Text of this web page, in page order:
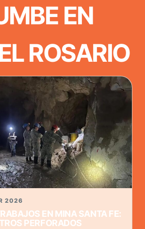
EN
ROSARIO
2026
EN MINA SANTA FE:
PERFORADOS